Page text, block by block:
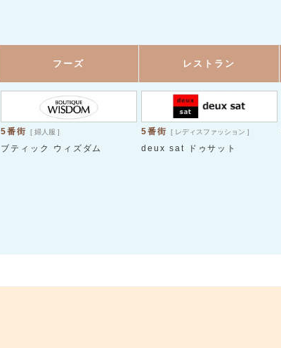
フーズ レストラン
5番街 [ 婦人服 ]
ブティック ウィズダム
5番街 [ レディスファッション ]
deux sat ドゥサット